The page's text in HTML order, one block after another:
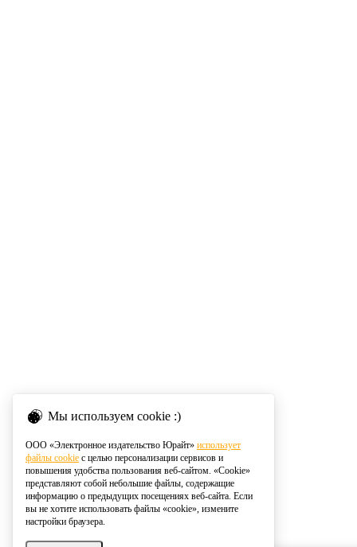
Мы используем cookie :)
ООО «Электронное издательство Юрайт» использует
файлы cookie с целью персонализации сервисов и
повышения удобства пользования веб-сайтом. «Cookie»
представляют собой небольшие файлы, содержащие
информацию о предыдущих посещениях веб-сайта. Если
вы не хотите использовать файлы «cookie», измените
настройки браузера.